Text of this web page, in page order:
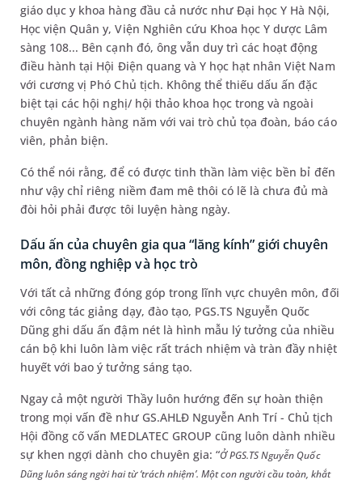
giáo dục y khoa hàng đầu cả nước như Đại học Y Hà Nội,
Học viện Quân y, Viện Nghiên cứu Khoa học Y dược Lâm
sàng 108... Bên cạnh đó, ông vẫn duy trì các hoạt động
điều hành tại Hội Điện quang và Y học hạt nhân Việt Nam
với cương vị Phó Chủ tịch. Không thể thiếu dấu ấn đặc
biệt tại các hội nghị/ hội thảo khoa học trong và ngoài
chuyên ngành hàng năm với vai trò chủ tọa đoàn, báo cáo
viên, phản biện.
Có thể nói rằng, để có được tinh thần làm việc bền bỉ đến
như vậy chỉ riêng niềm đam mê thôi có lẽ là chưa đủ mà
đòi hỏi phải được tôi luyện hàng ngày.
Dấu ấn của chuyên gia qua “lăng kính” giới chuyên
môn, đồng nghiệp và học trò
Với tất cả những đóng góp trong lĩnh vực chuyên môn, đối
với công tác giảng dạy, đào tạo, PGS.TS Nguyễn Quốc
Dũng ghi dấu ấn đậm nét là hình mẫu lý tưởng của nhiều
cán bộ khi luôn làm việc rất trách nhiệm và tràn đầy nhiệt
huyết với bao ý tưởng sáng tạo.
Ngay cả một người Thầy luôn hướng đến sự hoàn thiện
trong mọi vấn đề như GS.AHLĐ Nguyễn Anh Trí - Chủ tịch
Hội đồng cố vấn MEDLATEC GROUP cũng luôn dành nhiều
sự khen ngợi dành cho chuyên gia: “Ở PGS.TS Nguyễn Quốc
Dũng luôn sáng ngời hai từ ‘trách nhiệm’. Một con người cầu toàn, khắt